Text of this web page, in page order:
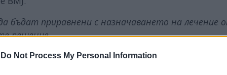
Do Not Process My Personal Information
приравнени с назначаването на лечение
решение.